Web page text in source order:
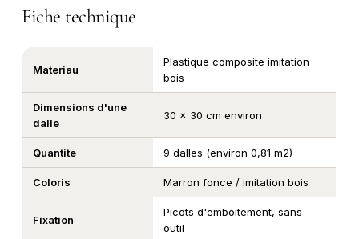
Fiche technique
Materiau
Plastique composite imitation
bois
Dimensions d'une
dalle
30 x 30 cm environ
Quantite 9 dalles (environ 0,81 m2)
Coloris Marron fonce / imitation bois
Fixation
Picots d'emboitement, sans
outil